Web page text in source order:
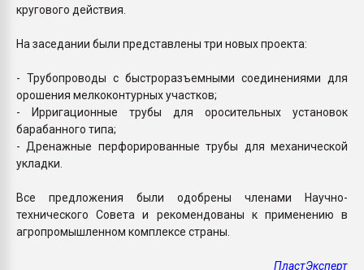
кругового действия.
На заседании были представлены три новых проекта:
- Трубопроводы с быстроразъемными соединениями для
орошения мелкоконтурных участков;
- Ирригационные трубы для оросительных установок
барабанного типа;
- Дренажные перфорированные трубы для механической
укладки.
Все предложения были одобрены членами Научно-
технического Совета и рекомендованы к применению в
агропромышленном комплексе страны.
ПластЭксперт